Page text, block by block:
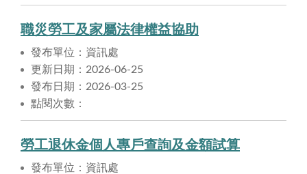
職災勞工及家屬法律權益協助
發布單位：資訊處
更新日期：2026-06-25
發布日期：2026-03-25
點閱次數：
勞工退休金個人專戶查詢及金額試算
發布單位：資訊處